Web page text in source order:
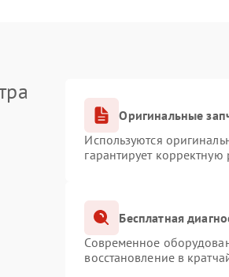
Оригинальные
Используются
гарантирует
Бесплатная
Современное
восстановление в